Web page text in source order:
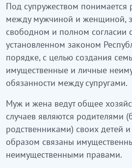
Под супружеством
между мужчиной и женщиной,
свободном и полном согласии
установленном законом
порядке, с целью создания
имущественные и личные
обязанности между супругами.
Муж и жена ведут общее
случаев являются родителями
родственниками) своих детей
образом связаны
неимущественными правами.